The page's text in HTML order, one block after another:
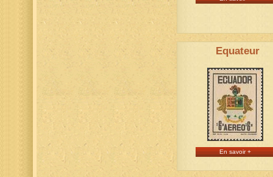
Equateur
En savoir +